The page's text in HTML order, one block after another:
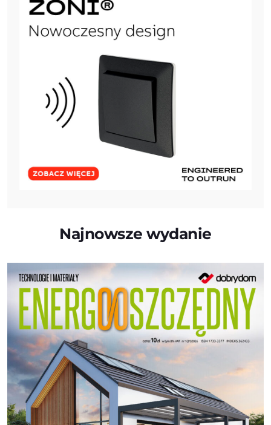
Najnowsze wydanie